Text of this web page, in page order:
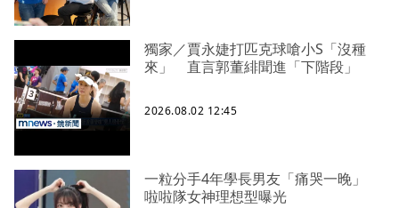
獨家／賈永婕打匹克球嗆小S「沒種
來」 直言郭董緋聞進「下階段」
2026.08.02 12:45
一粒分手4年學長男友「痛哭一晚」
啦啦隊女神理想型曝光